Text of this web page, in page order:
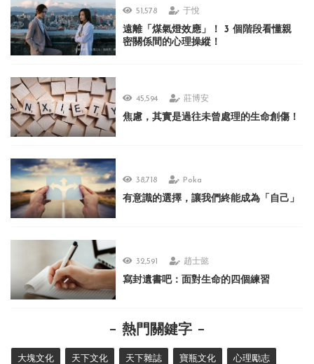
51,578 于悅
遠離「煤氣燈效應」！ 3 個階段看懂親
密關係間的心理操縱！
45,594 莊博安
焦慮，其實是過往未曾處理的生命創傷！
38,718 Poka
有意識的選擇，讓我們終能成為「自己」
32,591 趙士懿
寫封遺書吧：面對生命的四個練習
熱門關鍵字
大塊文化 天下文化 天下雜誌 寶瓶文化 心理勵志